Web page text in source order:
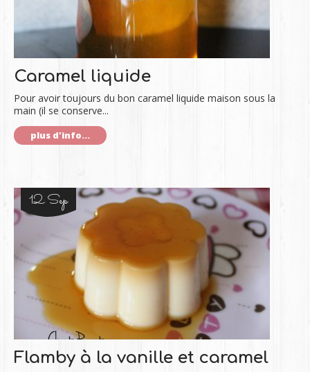
Caramel liquide
Pour avoir toujours du bon caramel liquide maison sous la
main (il se conserve...
plus d'info...
12 Sep
Flamby à la vanille et caramel